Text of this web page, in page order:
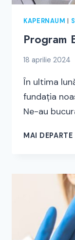
KAPERNAUM
Program
18 aprilie 2024
În ultima
fundația
Ne-au
MAI DEPARTE